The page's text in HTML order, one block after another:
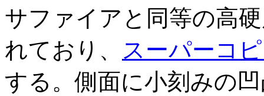
サファイアと同等の高
れており、
スーパーコ
する。側面に小刻みの